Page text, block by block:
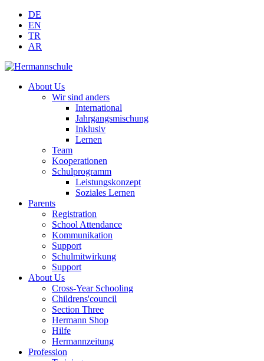
DE
EN
TR
AR
About Us
Wir sind anders
International
Jahrgangsmischung
Inklusiv
Lernen
Team
Kooperationen
Schulprogramm
Leistungskonzept
Soziales Lernen
Parents
Registration
School Attendance
Kommunikation
Support
Schulmitwirkung
Support
About Us
Cross-Year Schooling
Childrens'council
Section Three
Hermann Shop
Hilfe
Hermannzeitung
Profession